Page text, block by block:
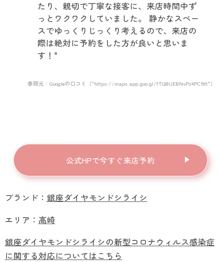
たり、親切で丁寧な接客に、来店時間中ず
っとワクワクしていました。 静かなスペー
スでゆっくりじっくり考えるので、来店の
際は絶対に予約をした方が良いと思いま
す！"
参照元：Googleの口コミ（"https://maps.app.goo.gl/fTQBUEBNvPz4PC5t9"）
公式HPで今すぐ来店予約
ブランド： 銀座ダイヤモンドシライシ
エリア： 高崎
銀座ダイヤモンドシライシの新型コロナウィルス感染症
に関する対応についてはこちら